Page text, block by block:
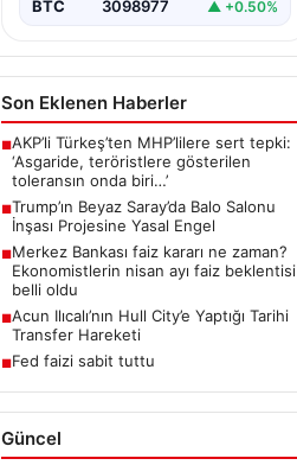
BTC 3098977 ▲ +0.50%
Son Eklenen Haberler
■AKP’li Türkeş’ten MHP’lilere sert tepki:
‘Asgaride, teröristlere gösterilen
toleransın onda biri…’
■Trump’ın Beyaz Saray’da Balo Salonu
İnşası Projesine Yasal Engel
■Merkez Bankası faiz kararı ne zaman?
Ekonomistlerin nisan ayı faiz beklentisi
belli oldu
■Acun Ilıcalı’nın Hull City’e Yaptığı Tarihi
Transfer Hareketi
■Fed faizi sabit tuttu
Güncel